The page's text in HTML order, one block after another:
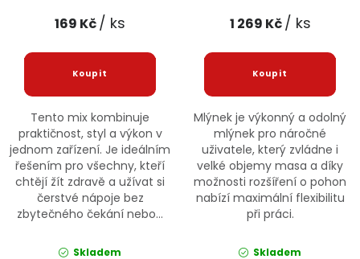
169 Kč/ ks
Tento mix kombinuje
praktičnost, styl a výkon v
jednom zařízení. Je ideálním
řešením pro všechny, kteří
chtějí žít zdravě a užívat si
čerstvé nápoje bez
zbytečného čekání nebo...
Skladem
1 269 Kč/ ks
Mlýnek je výkonný a odolný
mlýnek pro náročné
uživatele, který zvládne i
velké objemy masa a díky
možnosti rozšíření o pohon
nabízí maximální flexibilitu
při práci.
Skladem